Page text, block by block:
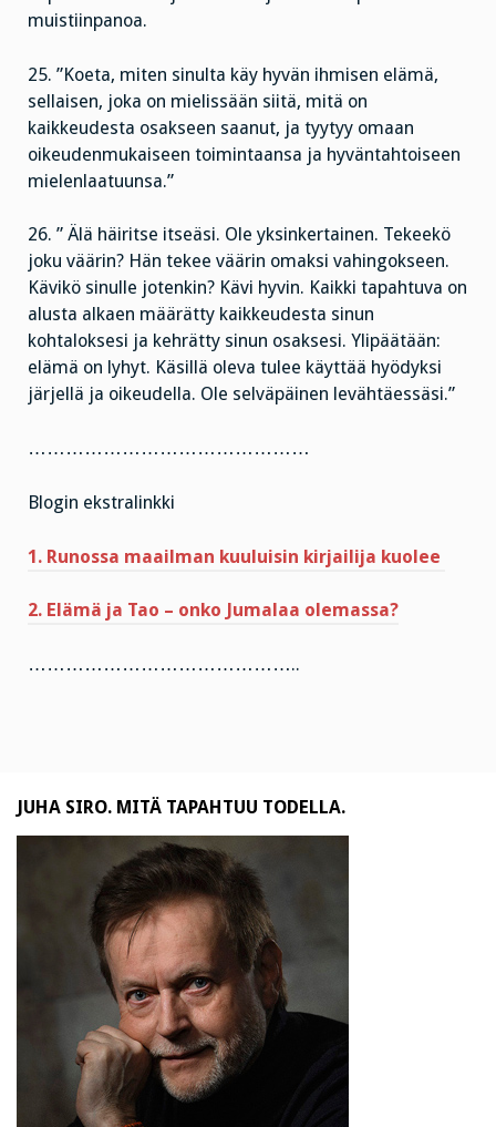
muistiinpanoa.
25. ”Koeta, miten sinulta käy hyvän ihmisen elämä,
sellaisen, joka on mielissään siitä, mitä on
kaikkeudesta osakseen saanut, ja tyytyy omaan
oikeudenmukaiseen toimintaansa ja hyväntahtoiseen
mielenlaatuunsa.”
26. ” Älä häiritse itseäsi. Ole yksinkertainen. Tekeekö
joku väärin? Hän tekee väärin omaksi vahingokseen.
Kävikö sinulle jotenkin? Kävi hyvin. Kaikki tapahtuva on
alusta alkaen määrätty kaikkeudesta sinun
kohtaloksesi ja kehrätty sinun osaksesi. Ylipäätään:
elämä on lyhyt. Käsillä oleva tulee käyttää hyödyksi
järjellä ja oikeudella. Ole selväpäinen levähtäessäsi.”
………………………………………
Blogin ekstralinkki
1. Runossa maailman kuuluisin kirjailija kuolee
2. Elämä ja Tao – onko Jumalaa olemassa?
……………………………………..
JUHA SIRO. MITÄ TAPAHTUU TODELLA.